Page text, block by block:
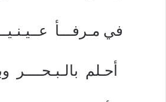
في مـرفـــأ
أحـلم بالـبـحــــر